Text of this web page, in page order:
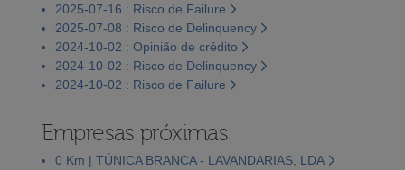
2025-07-16 : Risco de Failure
2025-07-08 : Risco de Delinquency
2024-10-02 : Opinião de crédito
2024-10-02 : Risco de Delinquency
2024-10-02 : Risco de Failure
Empresas próximas
0 Km | TÚNICA BRANCA - LAVANDARIAS, LDA